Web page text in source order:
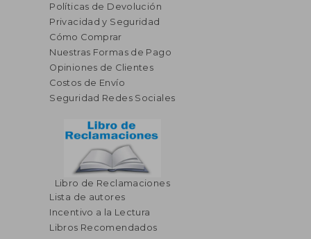
Políticas de Devolución
Privacidad y Seguridad
Cómo Comprar
Nuestras Formas de Pago
Opiniones de Clientes
Costos de Envío
Seguridad Redes Sociales
Libro de Reclamaciones
Lista de autores
Incentivo a la Lectura
Libros Recomendados